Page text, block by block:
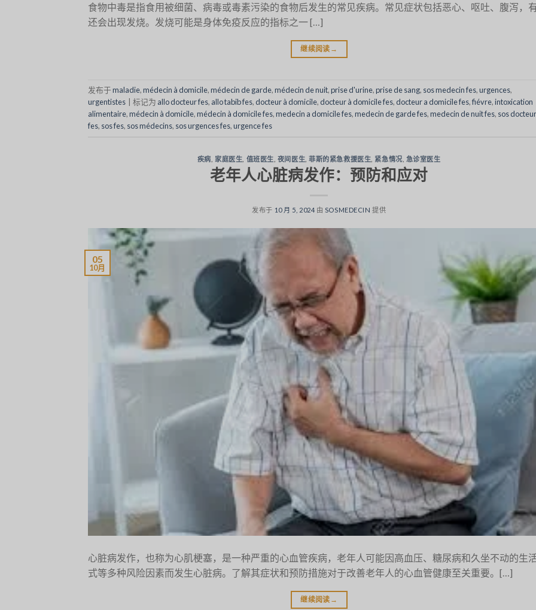
食物中毒是指食用被细菌、病毒或毒素污染的食物后发生的常见疾病。常见症状包括恶心、呕吐、腹泻，
还会出现发烧。发烧可能是身体免疫反应的指标之一 […]
继续阅读 →
发布于maladie,médecin à domicile,médecin de garde,médecin de nuit,prise d'urine,prise de sang, sos medecin fes,urgences,
urgentistes
标记为 allo docteur fes, allo tabib fes, docteur à domicile, docteur à domicile fes, docteur a domicile fes,fiévre,intoxication
alimentaire,médecin à domicile,médecin à domicile fes,medecin a domicile fes,medecin de garde fes,medecin de nuit fes, sos
fes, sos fes, sos médecins, sos urgences fes,urgence fes
疾病 家庭医生 值班医生 夜间医生 ,菲斯的紧急救援医生 紧急情况 急诊室医生
老年人心脏病发作：预防和应对
发布于 10 月 5, 2024 由 SOSMEDECIN 提供
05
10月
心脏病发作，也称为心肌梗塞，是一种严重的心血管疾病，老年人可能因高血压、糖尿病和久坐不动的生
式等多种风险因素而发生心脏病。了解其症状和预防措施对于改善老年人的心血管健康至关重要。[…]
继续阅读 →